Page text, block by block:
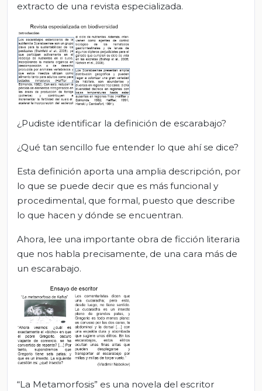
extracto de una revista especializada.
¿Pudiste identificar la definición de escarabajo?
¿Qué tan sencillo fue entender lo que ahí se dice?
Esta definición aporta una amplia descripción, por
lo que se puede decir que es más funcional y
procedimental, que formal, puesto que describe
lo que hacen y dónde se encuentran.
Ahora, lee una importante obra de ficción literaria
que nos habla precisamente, de una cara más de
un escarabajo.
“La Metamorfosis” es una novela del escritor